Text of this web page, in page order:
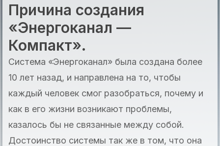
Причина создания
«Энергоканал —
Компакт».
Система «Энергоканал» была создана более
10 лет назад, и направлена на то, чтобы
каждый человек смог разобраться, почему и
как в его жизни возникают проблемы,
казалось бы не связанные между собой.
Достоинство системы так же в том, что она